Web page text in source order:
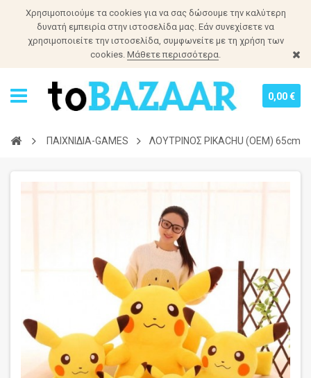
Χρησιμοποιούμε τα cookies για να σας δώσουμε την καλύτερη
δυνατή εμπειρία στην ιστοσελίδα μας. Εάν συνεχίσετε να
χρησιμοποιείτε την ιστοσελίδα, συμφωνείτε με τη χρήση των
cookies. Μάθετε περισσότερα.
0,00 €
ΠΑΙΧΝΙΔΙΑ-GAMES ΛΟΥΤΡΙΝΟΣ PIKACHU (OEM) 65cm